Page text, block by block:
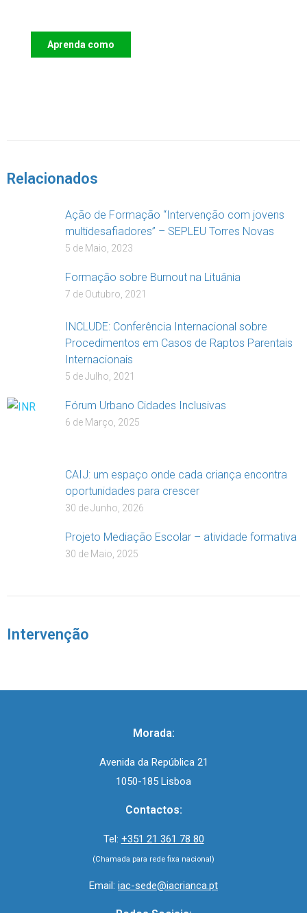
Aprenda como
Relacionados
Ação de Formação “Intervenção com jovens
multidesafiadores” – SEPLEU Torres Novas
5 de Maio, 2023
Formação sobre Burnout na Lituânia
7 de Outubro, 2021
INCLUDE: Conferência Internacional sobre
Procedimentos em Casos de Raptos Parentais
Internacionais
5 de Julho, 2021
Fórum Urbano Cidades Inclusivas
6 de Março, 2025
CAIJ: um espaço onde cada criança encontra
oportunidades para crescer
30 de Junho, 2026
Projeto Mediação Escolar – atividade formativa
30 de Maio, 2025
Intervenção
Morada:
Avenida da República 21
1050-185 Lisboa
Contactos:
Tel: +351 21 361 78 80
(Chamada para rede fixa nacional)
Email: iac-sede@iacrianca.pt